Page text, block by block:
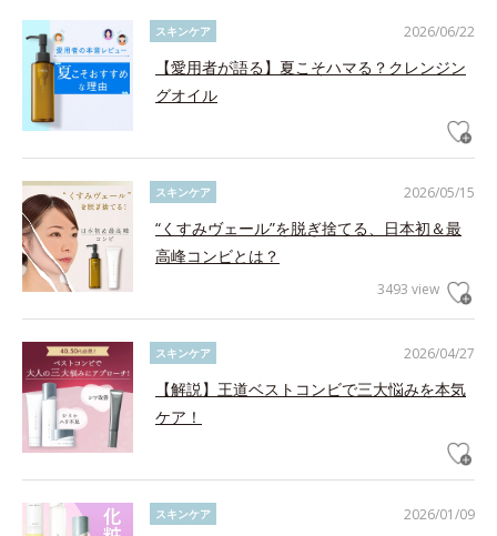
2026/06/22
スキンケア
【愛用者が語る】夏こそハマる？クレンジン
グオイル
2026/05/15
スキンケア
“くすみヴェール”を脱ぎ捨てる、日本初＆最
高峰コンビとは？
3493 view
2026/04/27
スキンケア
【解説】王道ベストコンビで三大悩みを本気
ケア！
2026/01/09
スキンケア